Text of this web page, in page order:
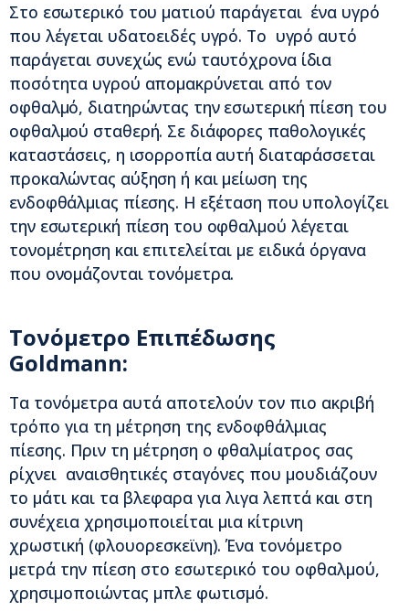
Στο εσωτερικό του ματιού παράγεται ένα υγρό
που λέγεται υδατοειδές υγρό. Το υγρό αυτό
παράγεται συνεχώς ενώ ταυτόχρονα ίδια
ποσότητα υγρού απομακρύνεται από τον
οφθαλμό, διατηρώντας την εσωτερική πίεση του
οφθαλμού σταθερή. Σε διάφορες παθολογικές
καταστάσεις, η ισορροπία αυτή διαταράσσεται
προκαλώντας αύξηση ή και μείωση της
ενδοφθάλμιας πίεσης. Η εξέταση που υπολογίζει
την εσωτερική πίεση του οφθαλμού λέγεται
τονομέτρηση και επιτελείται με ειδικά όργανα
που ονομάζονται τονόμετρα.
Τονόμετρο Επιπέδωσης
Goldmann:
Τα τονόμετρα αυτά αποτελούν τον πιο ακριβή
τρόπο για τη μέτρηση της ενδοφθάλμιας
πίεσης. Πριν τη μέτρηση ο φθαλμίατρος σας
ρίχνει αναισθητικές σταγόνες που μουδιάζουν
το μάτι και τα βλεφαρα για λιγα λεπτά και στη
συνέχεια χρησιμοποιείται μια κίτρινη
χρωστική (φλουορεσκεϊνη). Ένα τονόμετρο
μετρά την πίεση στο εσωτερικό του οφθαλμού,
χρησιμοποιώντας μπλε φωτισμό.